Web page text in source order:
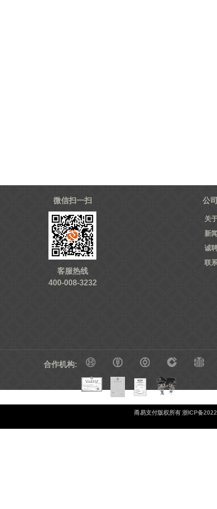
微信扫一扫
客服热线
400-008-3232
公
关
新
诚
联
合作机构:
甬易支付版权所有 浙ICP备